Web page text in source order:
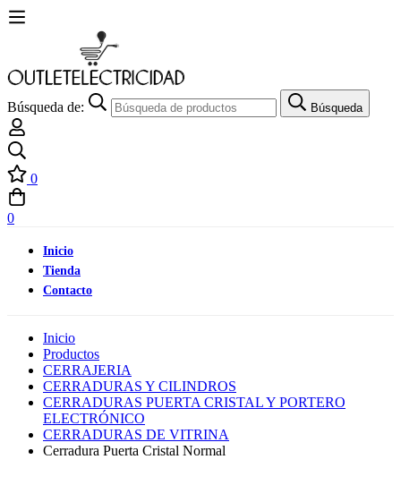
Búsqueda de: Búsqueda
0
0
Inicio
Tienda
Contacto
Inicio
Productos
CERRAJERIA
CERRADURAS Y CILINDROS
CERRADURAS PUERTA CRISTAL Y PORTERO
ELECTRÓNICO
CERRADURAS DE VITRINA
Cerradura Puerta Cristal Normal